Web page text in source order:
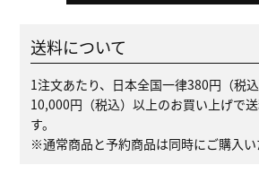
送料について
1注文あたり、日本全国一律380円（税
10,000円（税込）以上のお買い上げで
す。
※通常商品と予約商品は同時にご購入い